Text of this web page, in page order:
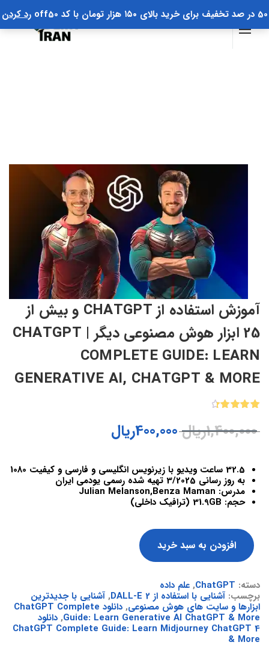
50 در صد تخفیف برای خرید بالای ۱۵۰ هزار تومان با کد off50 رد کردن
آموزش استفاده از CHATGPT و بیش از
25 ابزار هوش مصنوعی دیگر | CHATGPT
COMPLETE GUIDE: LEARN
GENERATIVE AI, CHATGPT & MORE
از 5
در
1,400,000ریال 400,000ریال
32.5 ساعت ویدیو با زیرنویس انگلیسی و فارسی و کیفیت 1080
به روز رسانی 3/2025 تهیه شده رسمی یودمی ایران
مدرس: Julian Melanson,Benza Maman
حجم: 31.9GB (ترافیک داخلی)
افزودن به سبد خرید
دسته: ChatGPT
, علم داده
برچسب: آشنایی با استفاده از DALL-E 2 , آشنایی با جدیدترین
ابزارها و سایت های هوش مصنوعی, دانلود ChatGPT Complete
Guide: Learn Generative AI ChatGPT & More
, دانلود
ChatGPT Complete Guide: Learn Midjourney ChatGPT 4
& More